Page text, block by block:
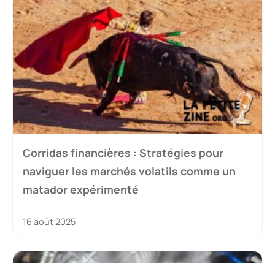
Corridas financières : Stratégies pour
naviguer les marchés volatils comme un
matador expérimenté
16 août 2025